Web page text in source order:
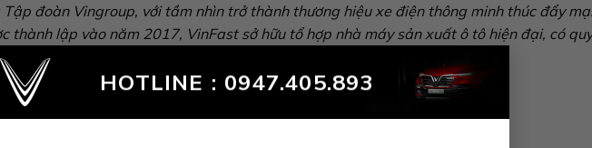
HOTLINE : 0947.405.893
đoàn Vingroup, với tầm nhìn trở thành thương hiệu xe điện thông minh thúc đẩy
thành lập vào năm 2017, VinFast sở hữu tổ hợp nhà máy sản xuất ô tô hiện đại, có
với mức độ tự động hóa lên đến 90%.